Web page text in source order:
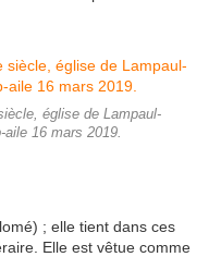
église de Lampaul-
16 mars 2019.
; elle tient dans ces
Elle est vêtue comme